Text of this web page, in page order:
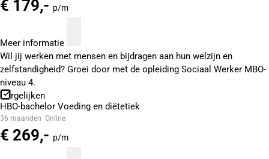
€ 179,- p/m
Meer informatie
Wil jij werken met mensen en bijdragen aan hun welzijn en
zelfstandigheid? Groei door met de opleiding Sociaal Werker MBO-
niveau 4.
Vergelijken
HBO-bachelor Voeding en diëtetiek
36 maanden Online
€ 269,- p/m